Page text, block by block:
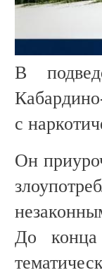
В
с
Он
До конца